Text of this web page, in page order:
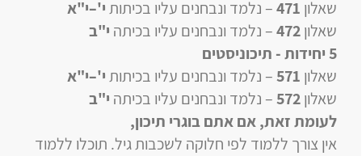
שאלון 471
–נלמד ונבחנים עליו בכיתותי'–י"א
שאלון472
–נלמד ונבחנים עליו בכיתה י"ב
5 יחידות
- תיכוניסטים
שאלון 571
–נלמד ונבחנים עליו בכיתותי'–י"א
שאלון572
–נלמד ונבחנים עליו בכיתה י"ב
לעומת זאת, אם אתם בוגרי תיכון,
אין צורך ללמוד לפי חלוקה לשכבות גיל. תוכלו ללמוד